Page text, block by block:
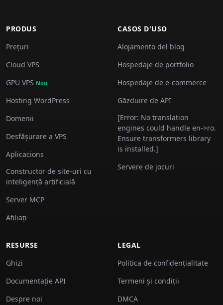
PRODUS
Prețuri
Cloud VPS
GPU VPS Nou
Hosting WordPress
Domenii
Desfășurare a VPS
Aplicacions
Constructor de site-uri cu
inteligență artificială
Server MCP
Afiliați
CASOS D'USO
Alojamento del blog
Hospedaje de portfolio
Hospedaje de e-commerce
Găzduire de API
[Error: No translation
engines could handle en->ro.
Ensure transformers library
is installed.]
Servere de jocuri
RESURSE
Ghizi
Documentație API
Despre noi
LEGAL
Politica de confidențialitate
Termeni și condiții
DMCA